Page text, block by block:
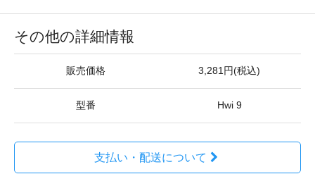
その他の詳細情報
販売価格 3,281円(税込)
型番 Hwi 9
支払い・配送について